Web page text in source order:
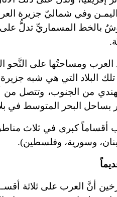
وفي شماليّ جزيرة
بالخط المسماريِّ تدلُّ على
العرب ومساحتُها على
تلك البلاد التي هي شبه
من الجنوب، وتتصل من
بساحل البحر المتوسط في
أقساماً كبرى في ثلاث
وسورية، وفلسطين).
أنَّ العرب على ثلاثة